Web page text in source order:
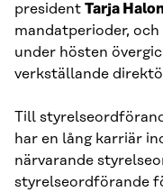
president Tarja
mandatperioder, och
under hösten
verkställande
Till
har en lång karriär
närvarande
styrelseordförande